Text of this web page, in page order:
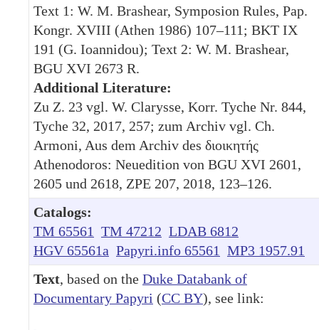
Text 1: W. M. Brashear, Symposion Rules, Pap.
Kongr. XVIII (Athen 1986) 107–111; BKT IX
191 (G. Ioannidou); Text 2: W. M. Brashear,
BGU XVI 2673 R.
Additional Literature:
Zu Z. 23 vgl. W. Clarysse, Korr. Tyche Nr. 844,
Tyche 32, 2017, 257; zum Archiv vgl. Ch.
Armoni, Aus dem Archiv des διοικητής
Athenodoros: Neuedition von BGU XVI 2601,
2605 und 2618, ZPE 207, 2018, 123–126.
Catalogs:
TM 65561 TM 47212 LDAB 6812
HGV 65561a Papyri.info 65561 MP3 1957.91
Text, based on the Duke Databank of
Documentary Papyri (CC BY), see link: